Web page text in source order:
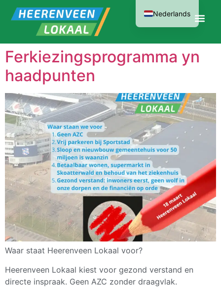
Ferkiezingsprogramma yn
haadpunten
Waar staat Heerenveen Lokaal voor?
Heerenveen Lokaal kiest voor gezond verstand en
directe inspraak. Geen AZC zonder draagvlak.
Nederlands